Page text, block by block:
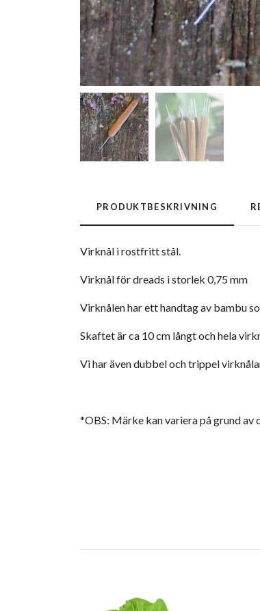
PRODUKTBESKRIVNING
Virknål i rostfritt stål.
Virknål för dreads i storlek 0,75 mm
Virknålen har ett handtag av bambu
Skaftet är ca 10 cm långt och hela
Vi har även dubbel och trippel
*OBS: Märke kan variera på grund av